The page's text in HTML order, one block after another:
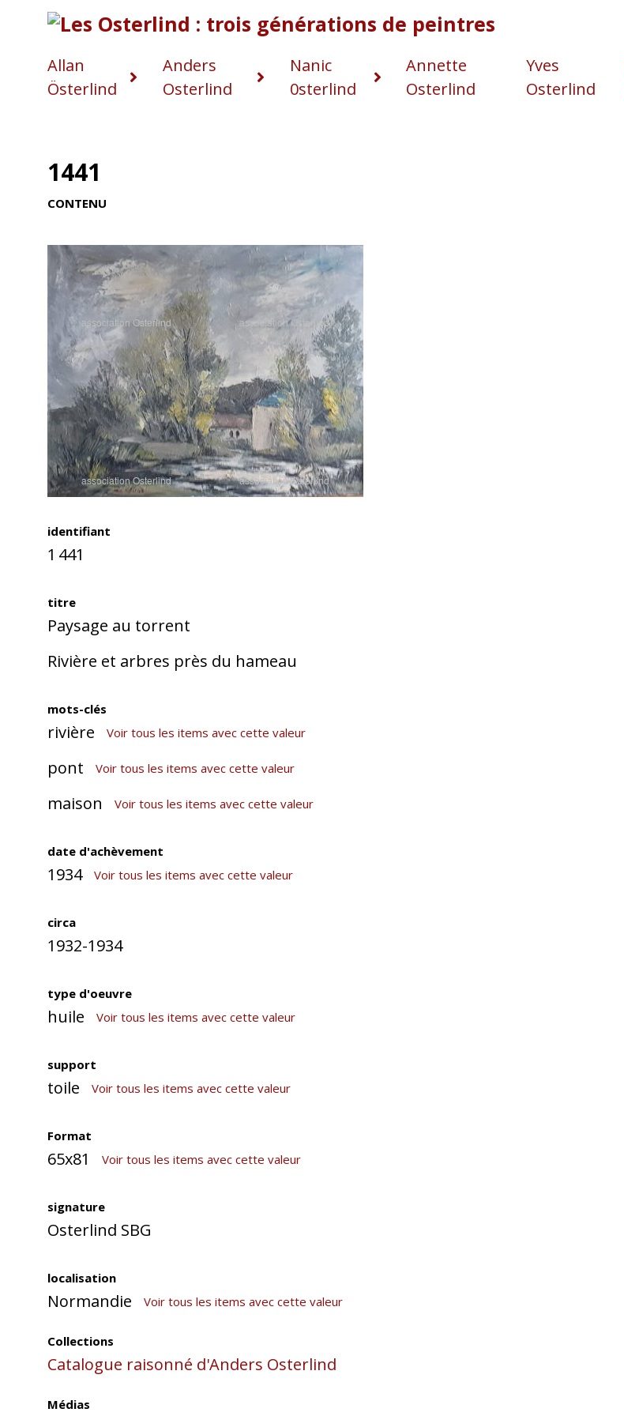
Allan
Österlind
Anders
Osterlind
Nanic
0sterlind
Annette
Osterlind
Yves
Osterlind
1441
CONTENU
identifiant
1 441
titre
Paysage au torrent
Rivière et arbres près du hameau
mots-clés
rivière Voir tous les items avec cette valeur
pont Voir tous les items avec cette valeur
maison Voir tous les items avec cette valeur
date d'achèvement
1934 Voir tous les items avec cette valeur
circa
1932-1934
type d'oeuvre
huile Voir tous les items avec cette valeur
support
toile Voir tous les items avec cette valeur
Format
65x81 Voir tous les items avec cette valeur
signature
Osterlind SBG
localisation
Normandie Voir tous les items avec cette valeur
Collections
Catalogue raisonné d'Anders Osterlind
Médias